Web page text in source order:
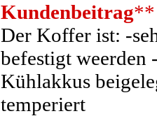
Kundenbeitrag**
Der Koffer ist: -
befestigt weerden
Kühlakkus
temperiert